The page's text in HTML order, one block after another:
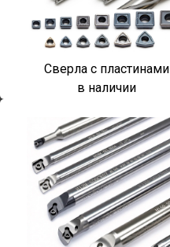
Сверла с пластинами
в наличии